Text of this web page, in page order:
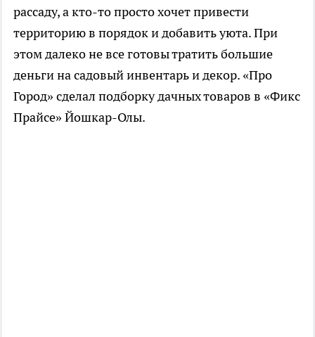
рассаду, а кто-то просто хочет привести
территорию в порядок и добавить уюта. При
этом далеко не все готовы тратить большие
деньги на садовый инвентарь и декор. «Про
Город» сделал подборку дачных товаров в «Фикс
Прайсе» Йошкар-Олы.